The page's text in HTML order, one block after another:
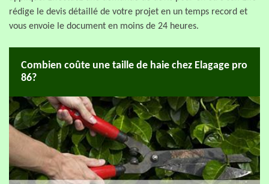
rédige le devis détaillé de votre projet en un temps record et
vous envoie le document en moins de 24 heures.
Combien coûte une taille de haie chez Elagage pro
86?